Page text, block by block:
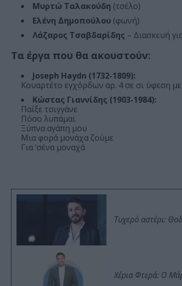
Μυρτώ Ταλακούδη (τσέλο)
Ελένη Δημοπούλου (φωνή)
Λάζαρος Τσαβδαρίδης – Διασκευή
Τα έργα που θα ακουστούν:
Joseph Haydn (1732-1809):
Κουαρτέτο εγχόρδων αρ. 4 σε σι ύφεση
Κώστας Γιαννίδης (1903-1984):
Παίξε τσιγγάνε
Πόσο λυπάμαι
Ξύπνα αγάπη μου
Μια φορά μονάχα ζούμε
Για ‘σένα μοναχά
Τυχερό αστέρι:
Χέρια Φτερά: Ο